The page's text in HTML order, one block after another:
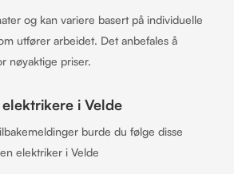
og kan variere basert på individuelle
utfører arbeidet. Det anbefales å
nøyaktige priser.
i Velde
burde du følge disse
elektriker i Velde